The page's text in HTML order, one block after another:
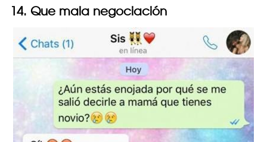
14. Que mala negociación